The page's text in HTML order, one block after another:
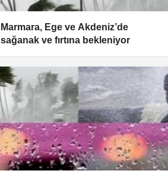
Marmara, Ege ve Akdeniz’de
sağanak ve fırtına bekleniyor